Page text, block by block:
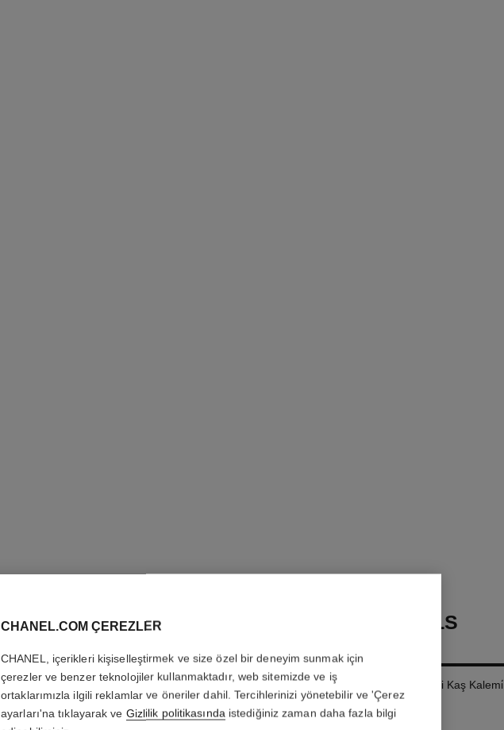
STYLO SOURCILS
Beli̇rgi̇nleşti̇ren Uzun Süre Kalici Kaş Kalemi̇
Daha fazla ayrıntı
CHANEL.COM ÇEREZLER
CHANEL, içerikleri kişiselleştirmek ve size özel bir deneyim sunmak için
çerezler ve benzer teknolojiler kullanmaktadır, web sitemizde ve iş
ortaklarımızla ilgili reklamlar ve öneriler dahil. Tercihlerinizi yönetebilir ve 'Çerez
ayarları'na tıklayarak ve Gizlilik politikasındaistediğiniz zaman daha fazla bilgi